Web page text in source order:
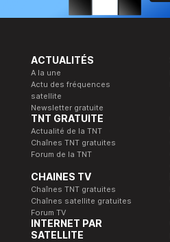
ACTUALITÉS
A la une
Actu des fréquences
satellite
Newsletter gratuite
TNT GRATUITE
Actualité de la TNT
Chaînes TNT gratuites
Forum de la TNT
CHAINES TV
Chaînes TNT gratuites
Chaînes satellite gratuites
Forum TV
INTERNET PAR
SATELLITE